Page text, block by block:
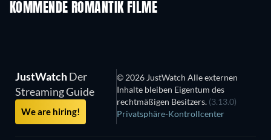
KOMMENDE ROMANTIK FILME
JustWatchDer
Streaming Guide
We are hiring!
© 2026 JustWatch Alle externen
Inhalte bleiben Eigentum des
rechtmäßigen Besitzers. (3.13.0)
Privatsphäre-Kontrollcenter